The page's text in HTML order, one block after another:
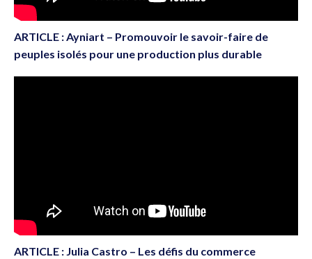
ARTICLE : Ayniart – Promouvoir le savoir-faire de
peuples isolés pour une production plus durable
ARTICLE : Julia Castro – Les défis du commerce